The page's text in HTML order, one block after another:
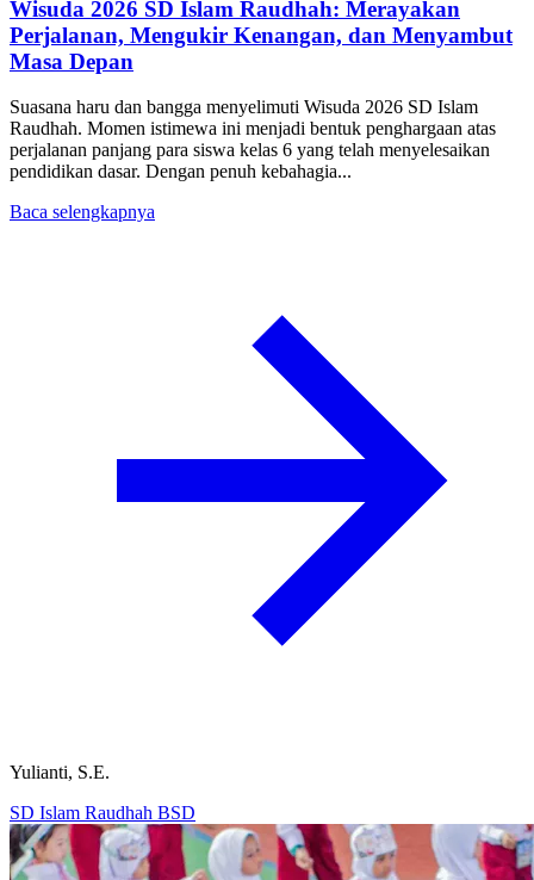
Wisuda 2026 SD Islam Raudhah: Merayakan
Perjalanan, Mengukir Kenangan, dan Menyambut
Masa Depan
Suasana haru dan bangga menyelimuti Wisuda 2026 SD Islam
Raudhah. Momen istimewa ini menjadi bentuk penghargaan atas
perjalanan panjang para siswa kelas 6 yang telah menyelesaikan
pendidikan dasar. Dengan penuh kebahagia...
Baca selengkapnya
Yulianti, S.E.
SD Islam Raudhah BSD